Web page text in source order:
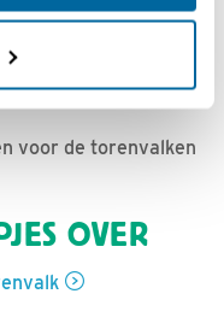
voor de torenvalken
OVER